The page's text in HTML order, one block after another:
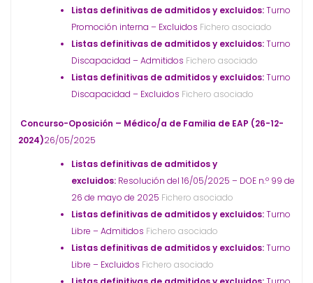
Listas definitivas de admitidos y excluidos:Turno
Promoción interna – Excluidos Fichero asociado
Listas definitivas de admitidos y excluidos:Turno
Discapacidad – Admitidos Fichero asociado
Listas definitivas de admitidos y excluidos:Turno
Discapacidad – Excluidos Fichero asociado
Concurso-Oposición – Médico/a de Familia de EAP (26-12-
2024)26/05/2025
Listas definitivas de admitidos y
excluidos: Resolución del 16/05/2025 – DOE n.º 99 de
26 de mayo de 2025 Fichero asociado
Listas definitivas de admitidos y excluidos:Turno
Libre – Admitidos Fichero asociado
Listas definitivas de admitidos y excluidos:Turno
Libre – Excluidos Fichero asociado